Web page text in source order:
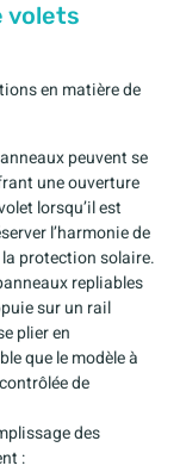
volets
en matière de
peuvent se
une ouverture
lorsqu’il est
l’harmonie de
protection solaire.
repliables
sur un rail
plier en
que le modèle à
de
des
: